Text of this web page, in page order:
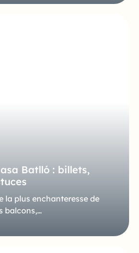
Batlló : billets,
la plus enchanteresse de
balcons,…